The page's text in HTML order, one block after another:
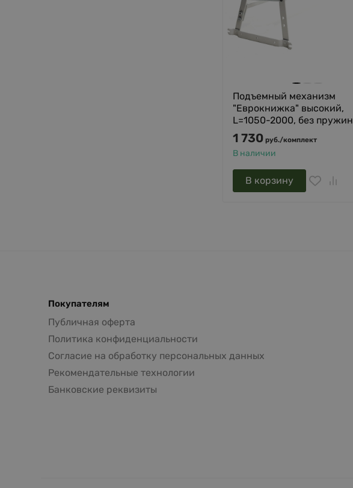
Подъемный механизм
"Еврокнижка" высокий,
L=1050-2000, без пружин
1 730 руб./комплект
В наличии
В корзину
Покупателям
Публичная оферта
Политика конфиденциальности
Согласие на обработку персональных данных
Рекомендательные технологии
Банковские реквизиты